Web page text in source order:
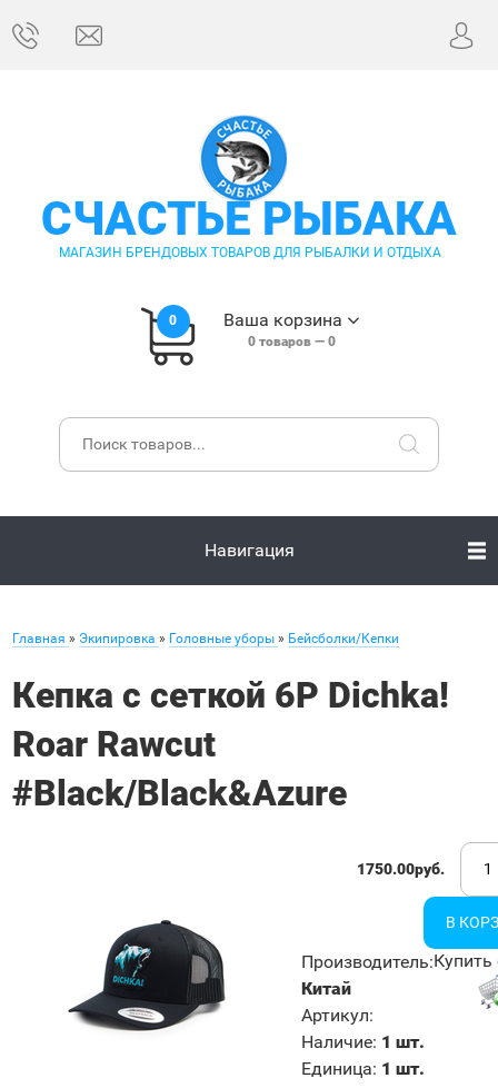
СЧАСТЬЕ РЫБАКА
МАГАЗИН БРЕНДОВЫХ ТОВАРОВ ДЛЯ РЫБАЛКИ И ОТДЫХА
0 Ваша корзина
0товаров — 0
Навигация
Главная » Экипировка » Головные уборы » Бейсболки/Кепки
Кепка с сеткой 6P Dichka!
Roar Rawcut
#Black/Black&Azure
1750.00руб.
Производитель:
Китай
Артикул:
Наличие: 1 шт.
Единица: 1 шт.
Купить